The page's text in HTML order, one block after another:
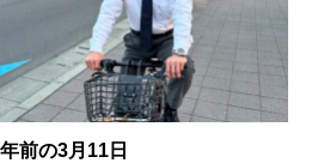
前の3月11日